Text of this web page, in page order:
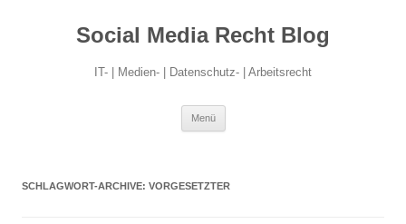
Social Media Recht Blog
IT- | Medien- | Datenschutz- | Arbeitsrecht
Menü
SCHLAGWORT-ARCHIVE: VORGESETZTER